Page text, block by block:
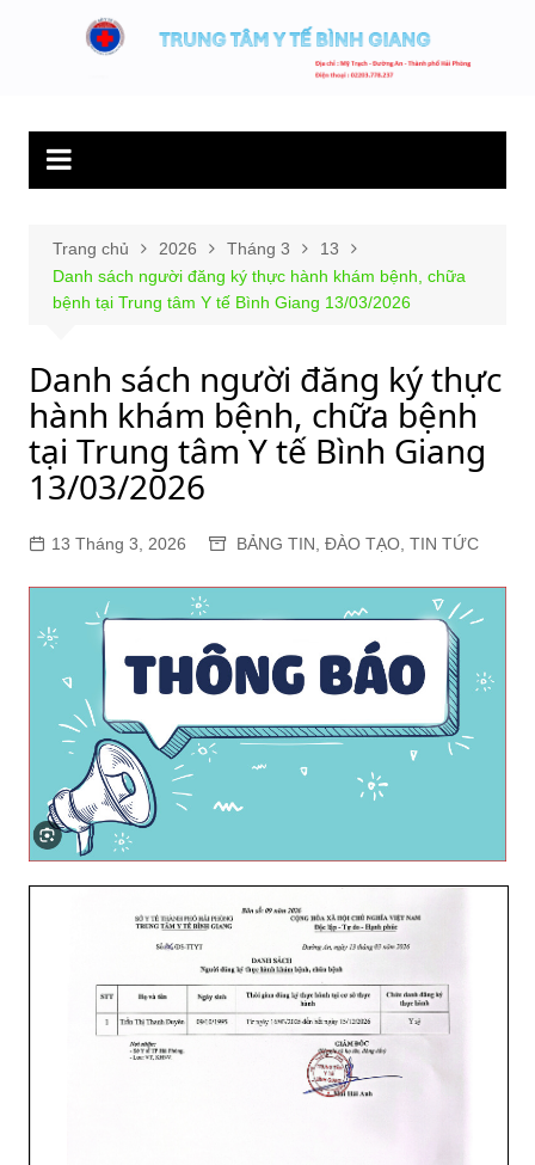
dung
Trung tâm y tế
Hết lòng phục vụ người bệnh và sức khỏe cộng đồng.
Trang chủ 2026 Tháng 3
13
Danh sách người đăng ký thực hành khám bệnh, chữa
bệnh tại Trung tâm Y tế Bình Giang 13/03/2026
Danh sách người đăng ký thực
hành khám bệnh, chữa bệnh
tại Trung tâm Y tế Bình Giang
13/03/2026
13 Tháng 3, 2026 BẢNG TIN ĐÀO TẠO, TIN TỨC